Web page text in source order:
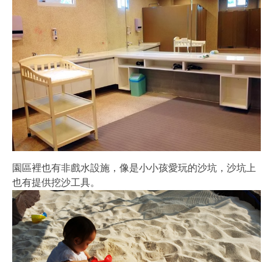
園區裡也有非戲水設施，像是小小孩愛玩的沙坑，沙坑上
也有提供挖沙工具。